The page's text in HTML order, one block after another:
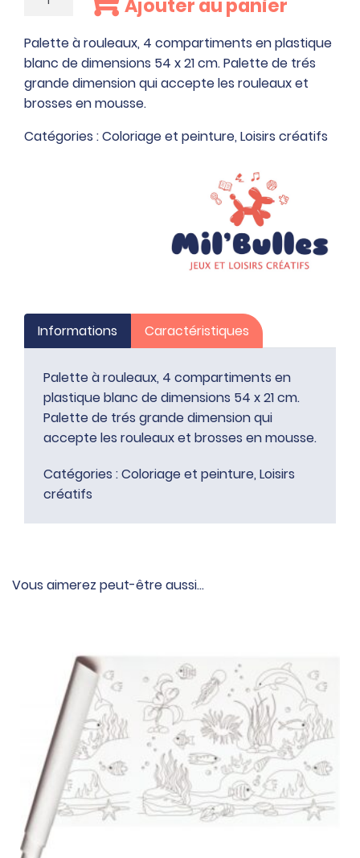
Palette
à
rouleaux,
4
compartiments
en
Ajouter au panier
Palette à rouleaux, 4 compartiments en plastique
blanc de dimensions 54 x 21 cm. Palette de trés
grande dimension qui accepte les rouleaux et
brosses en mousse.
Catégories :Coloriage et peinture, Loisirs créatifs
Informations Caractéristiques
Palette à rouleaux, 4 compartiments en
plastique blanc de dimensions 54 x 21 cm.
Palette de trés grande dimension qui
accepte les rouleaux et brosses en mousse.
Catégories :Coloriage et peinture, Loisirs
créatifs
Vous aimerez peut-être aussi…